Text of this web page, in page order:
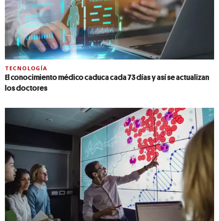
TECNOLOGÍA
El conocimiento médico caduca cada 73 días y así se actualizan
los doctores